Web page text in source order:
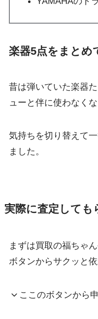
楽器5点をまとめ
昔は弾いていた楽器
ューと伴に使わなくな
気持ちを切り替えて
ました。
実際に査定しても
まずは買取の福ちゃ
ボタンからサクッと依
ここのボタンから